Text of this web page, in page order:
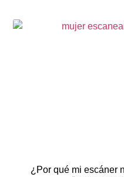
¿Por qué mi escáner